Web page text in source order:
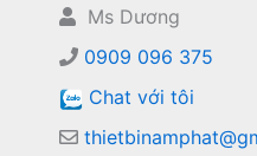
Ms Dương
0909 096 375
Chat với tôi